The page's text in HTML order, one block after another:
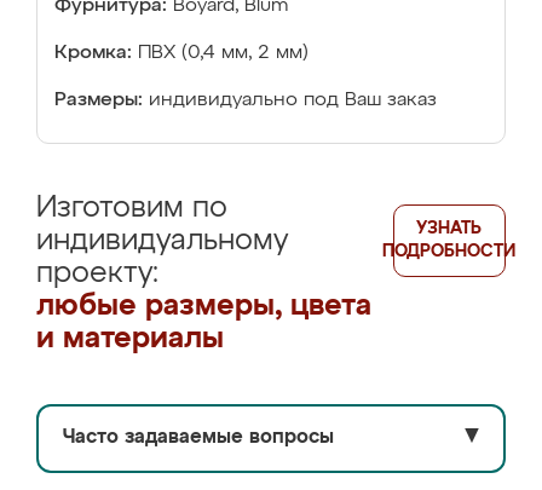
Фурнитура: Boyard, Blum
Кромка: ПВХ (0,4 мм, 2 мм)
Размеры: индивидуально под Ваш заказ
Изготовим по
индивидуальному
проекту:
любые размеры, цвета
и материалы
УЗНАТЬ
ПОДРОБНОСТИ
Часто задаваемые вопросы ▼